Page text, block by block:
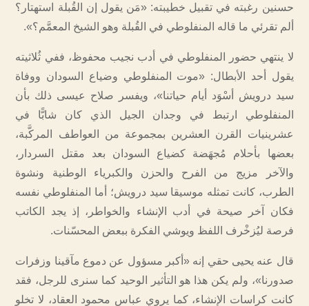
حسنين رغبته في تقبيل خطيبته: «مَن يقول إن القُبلة استهتار؟
ألم تقرئي ما قاله المنفلوطي في القُبلة وهو الشيخ المعمَّم؟».
لا ينتهي حضور المنفلوطي في أدب نجيب محفوظ، ففي ثُلاثيته
يقول أحد الأبطال: «موت المنفلوطي وضياع السودان ووفاة
سيد درويش أسْوَد أيام حياتنا»، ويفسر صلاح عيسى ذلك بأن
المنفلوطي ارتبط في وجدان الجيل الذي كان شابًّا في
عشرينيات القرن العشرين بمجموعة من العواطف المركَّبة،
بعضها بأحلام مُجهَضة كضياع السودان بعد مقتل السردار،
والآخر مزيج من الفرح والحزن والكبرياء الوطنية ونشوة
الطرب، كانت تمثله موسيقا سيد درويش؛ أما المنفلوطي نفسه
فكان آخر صيحة في أدب الإنشاء والخواطر، إذ يجد الكاتب
فرصة ليُزخْرف اللفظ ويوشي الفكرة ببعض المحسّنات.
قال عنه يحيى حقي إنه «أكبر مسؤول عن دموع مآقينا وزفرات
صدورنا»، ولم يكن هذا هو التأثير الوحيد كما سنرى للرجل، فقد
كانت كراسات الإنشاء، كما يروي عباس محمود العقاد، لا تخلو